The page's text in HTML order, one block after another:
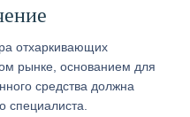
отхаркивающих
рынке, основанием для
средства должна
специалиста.